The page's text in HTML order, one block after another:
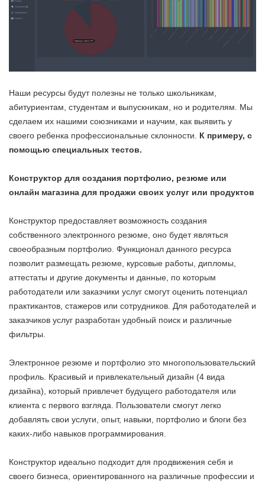
Наши ресурсы будут полезны не только школьникам,
абитуриентам, студентам и выпускникам, но и родителям. Мы
сделаем их нашими союзниками и научим, как выявить у
своего ребенка профессиональные склонности. К примеру, с
помощью специальных тестов.
Конструктор для создания портфолио, резюме или
онлайн магазина для продажи своих услуг или продуктов
Конструктор предоставляет возможность создания
собственного электронного резюме, оно будет являться
своеобразным портфолио. Функционал данного ресурса
позволит размещать резюме, курсовые работы, дипломы,
аттестаты и другие документы и данные, по которым
работодатели или заказчики услуг смогут оценить потенциал
практикантов, стажеров или сотрудников. Для работодателей и
заказчиков услуг разработан удобный поиск и различные
фильтры.
Электронное резюме и портфолио это многопользовательский
профиль. Красивый и привлекательный дизайн (4 вида
дизайна), который привлечет будущего работодателя или
клиента с первого взгляда. Пользователи смогут легко
добавлять свои услуги, опыт, навыки, портфолио и блоги без
каких-либо навыков программирования.
Конструктор идеально подходит для продвижения себя и
своего бизнеса, ориентированного на различные профессии и